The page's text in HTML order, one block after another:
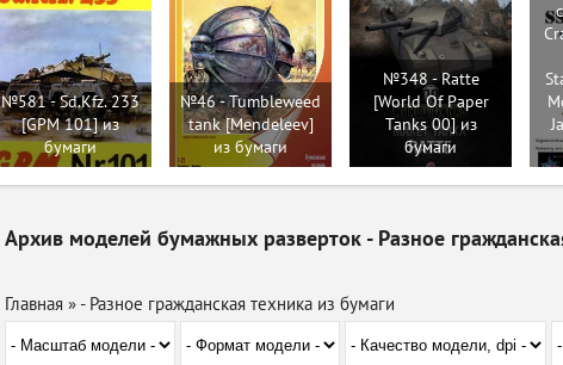
№581 - Sd.Kfz. 233
[GPM 101] из
бумаги
№46 - Tumbleweed
tank [Mendeleev]
из бумаги
№348 - Ratte
[World Of Paper
Tanks 00] из
бумаги
Архив моделей бумажных разверток - Разное
Главная »- Разное гражданская техника из бумаги